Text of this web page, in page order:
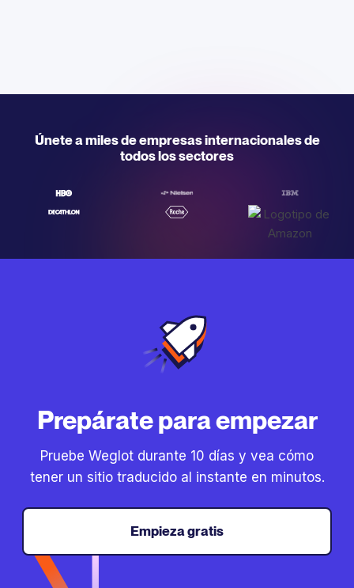
Únete a miles de empresas internacionales de
todos los sectores
Prepárate para empezar
Pruebe Weglot durante 10 días y vea cómo
tener un sitio traducido al instante en minutos.
Empieza gratis